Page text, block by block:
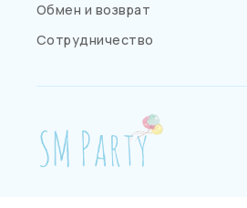
Обмен и возврат
Сотрудничество